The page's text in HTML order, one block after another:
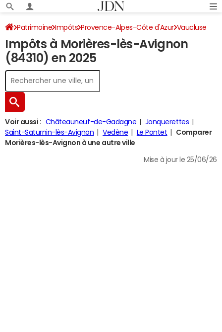
Patrimoine Impôts Provence-Alpes-Côte d'Azur Vaucluse
Morières-lès-Avignon Impôt sur le revenu
Impôts à Morières-lès-Avignon
(84310) en 2025
Voir aussi : Châteauneuf-de-Gadagne
Jonquerettes
Saint-Saturnin-lès-Avignon
Vedène Le Pontet
Comparer
Morières-lès-Avignon à une autre ville
Mise à jour le 25/06/26